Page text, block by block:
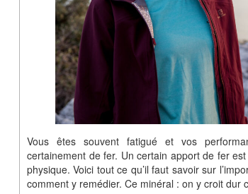
Vous êtes souvent fatigué et vos
certainement de fer. Un certain apport de fer
physique. Voici tout ce qu’il faut savoir sur
comment y remédier. Ce minéral : on y croit dur